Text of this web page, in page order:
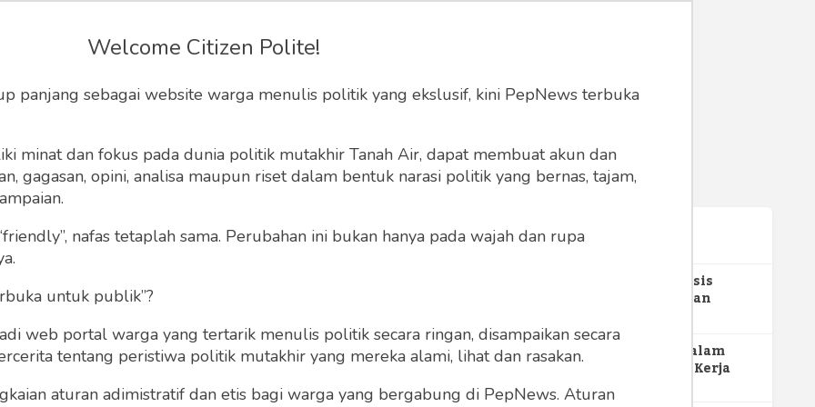
di Balik Virus
adalah mengoptimalkan biaya APBN dan
untuk menjaga daya beli masyarakat.
Maret 2020 | 15:55 WIB 0 358
Terpopuler
Gerakan Sehat Berbasis
Pesantren: Pengabdian
Keperawatan Medikal Bedah
UNIMUS di Pondok Pesantren
Putra UNIMUS Semarang
2 MBG dan Perannya dalam
Perluasan Lapangan Kerja
274
Welcome Citizen Polite!
panjang sebagai website warga menulis politik yang ekslusif, kini PepNews terbuka
minat dan fokus pada dunia politik mutakhir Tanah Air, dapat membuat akun dan
gagasan, opini, analisa maupun riset dalam bentuk narasi politik yang bernas, tajam,
nafas tetaplah sama. Perubahan ini bukan hanya pada wajah dan rupa
untuk publik”?
web portal warga yang tertarik menulis politik secara ringan, disampaikan secara
tentang peristiwa politik mutakhir yang mereka alami, lihat dan rasakan.
aturan adimistratif dan etis bagi warga yang bergabung di PepNews. Aturan